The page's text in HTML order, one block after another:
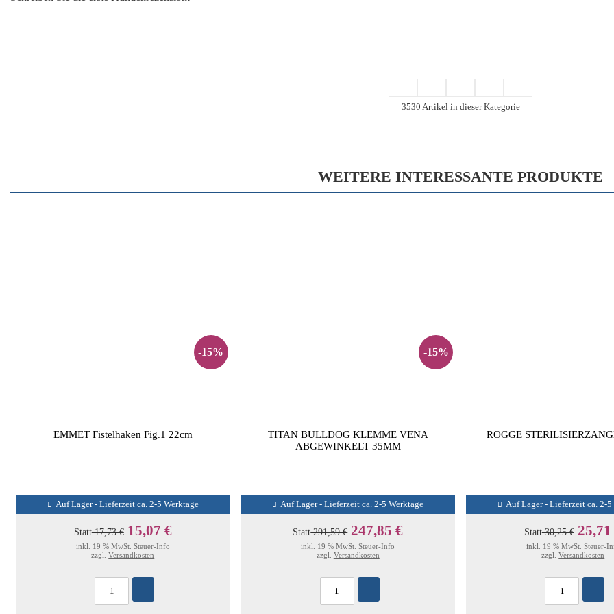
3530 Artikel in dieser Kategorie
WEITERE INTERESSANTE PRODUKTE
-15%
EMMET Fistelhaken Fig.1 22cm
Auf Lager - Lieferzeit ca. 2-5 Werktage
Statt17,73 € 15,07 €
inkl. 19 % MwSt. Steuer-Info
zzgl.Versandkosten
-15%
TITAN BULLDOG KLEMME VENA
ABGEWINKELT 35MM
Auf Lager - Lieferzeit ca. 2-5 Werktage
Statt291,59 € 247,85 €
inkl. 19 % MwSt.Steuer-Info
zzgl. Versandkosten
ROGGE
Auf Lager - Lieferzeit ca. 2-5
Statt30,25 € 25,71
inkl. 19 % MwSt. Steuer-
zzgl.Versandkosten